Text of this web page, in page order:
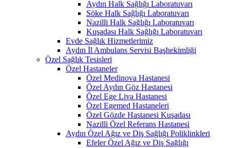
Aydın Halk Sağlığı Laboratuvarı
Söke Halk Sağlığı Laboratuvarı
Nazilli Halk Sağlığı Laboratuvarı
Kuşadası Halk Sağlığı Laboratuvarı
Evde Sağlık Hizmetlerimiz
Aydın İl Ambulans Servisi Başhekimliği
Özel Sağlık Tesisleri
Özel Hastaneler
Özel Medinova Hastanesi
Özel Aydın Göz Hastanesi
Özel Ege Liva Hastanesi
Özel Egemed Hastaneleri
Özel Gözde Hastanesi Kuşadası
Nazilli Özel Referans Hastanesi
Aydın Özel Ağız ve Diş Sağlığı Poliklinkleri
Efeler Özel Ağız ve Diş Sağlığı